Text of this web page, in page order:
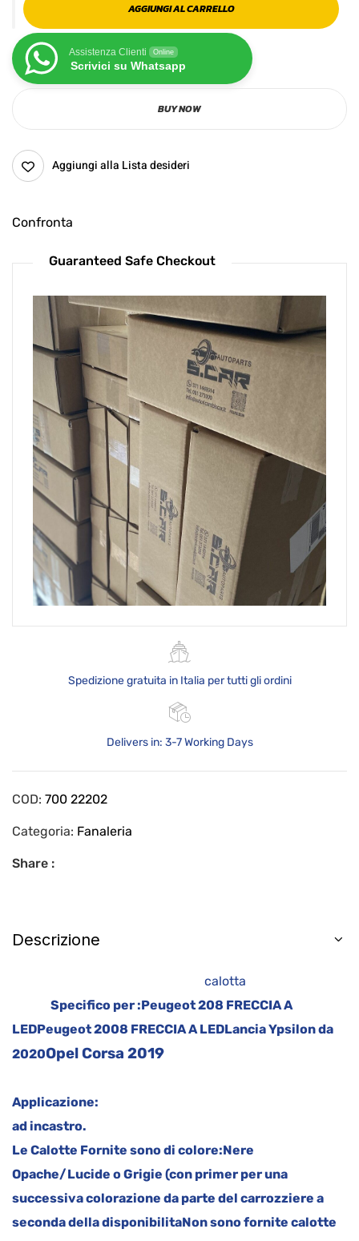
AGGIUNGI AL CARRELLO
Assistenza Clienti Online
Scrivici su Whatsapp
BUY NOW
Aggiungi alla Lista desideri
Confronta
Guaranteed Safe Checkout
Spedizione gratuita in Italia per tutti gli ordini
Delivers in: 3-7 Working Days
COD: 700 22202
Categoria: Fanaleria
Share :
Descrizione
calotta
Specifico per :Peugeot 208 FRECCIA A
LEDPeugeot 2008 FRECCIA A LEDLancia Ypsilon da
2020Opel Corsa 2019
Applicazione:
ad incastro.
Le Calotte Fornite sono di colore:Nere
Opache/Lucide o Grigie (con primer per una
successiva colorazione da parte del carrozziere a
seconda della disponibilitaNon sono fornite calotte